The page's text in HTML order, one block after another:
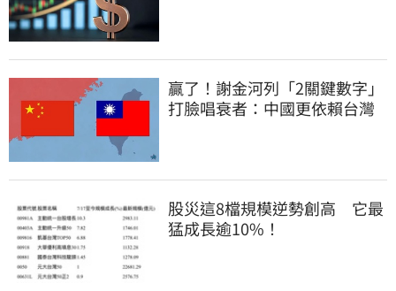
贏了！謝金河列「2關鍵數字」
打臉唱衰者：中國更依賴台灣
股災這8檔規模逆勢創高 它最
猛成長逾10%！